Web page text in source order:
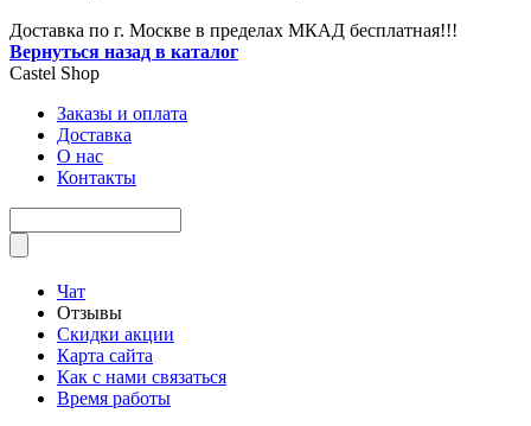
Доставка по г. Москве в пределах МКАД бесплатная!!!
Вернуться назад в каталог
Castel Shop
Заказы и оплата
Доставка
О нас
Контакты
Чат
Отзывы
Скидки акции
Карта сайта
Как с нами связаться
Время работы